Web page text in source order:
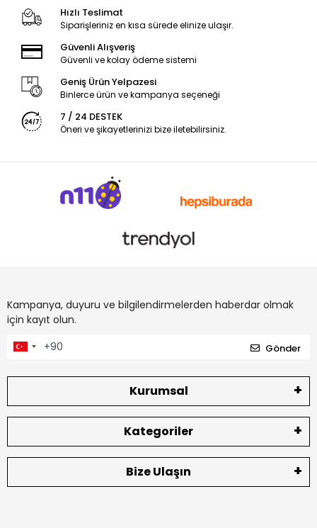
Hızlı Teslimat
Siparişleriniz en kısa sürede elinize ulaşır.
Güvenli Alışveriş
Güvenli ve kolay ödeme sistemi
Geniş Ürün Yelpazesi
Binlerce ürün ve kampanya seçeneği
7 / 24 DESTEK
Öneri ve şikayetlerinizi bize iletebilirsiniz.
Kampanya, duyuru ve bilgilendirmelerden haberdar olmak
için kayıt olun.
Gönder
Kurumsal
Kategoriler
Bize Ulaşın